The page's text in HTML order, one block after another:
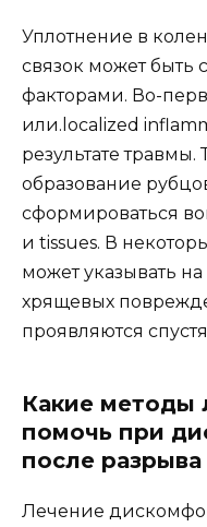
Уплотнение в
связок может быть
факторами. Во-
или.localized
результате
образование
сформироваться
и tissues. В
может указывать
хрящевых
проявляются
Какие методы
помочь при
после разрыва
Лечение